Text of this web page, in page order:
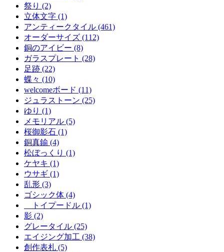
祭り (2)
立体文字 (1)
アンティークタイル (461)
オーダーサイズ (112)
銅のアイビー (8)
ガラスプレート (28)
足跡 (22)
蝶々 (10)
welcomeボード (11)
ジュラストーン (25)
ゆり (1)
メモリアル (5)
桜御影石 (1)
銅真鍮 (4)
松ぼっくり (1)
ケヤキ (1)
ウサギ (1)
乱形 (3)
ゴシック体 (4)
トイプードル (1)
影 (2)
グレータイル (25)
エイジング加工 (38)
創作表札 (5)